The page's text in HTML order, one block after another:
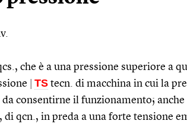
, che è a una pressione superiore a
TS tecn. di macchina in cui la
consentirne il funzionamento; anche
, di qcn., in preda a una forte tensione